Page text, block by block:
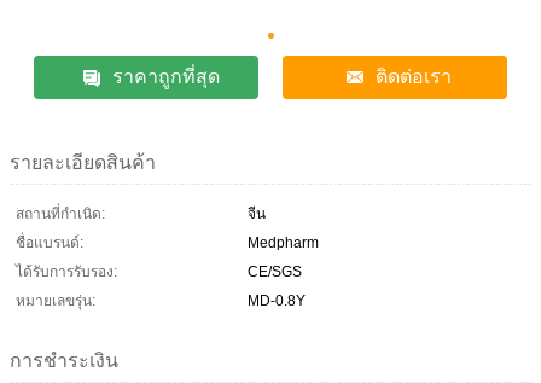
ราคาถูกที่สุด ติดต่อเรา
รายละเอียดสินค้า
สถานที่กำเนิด:
จีน
ชื่อแบรนด์:
Medpharm
ได้รับการรับรอง:
CE/SGS
หมายเลขรุ่น:
MD-0.8Y
การชำระเงิน